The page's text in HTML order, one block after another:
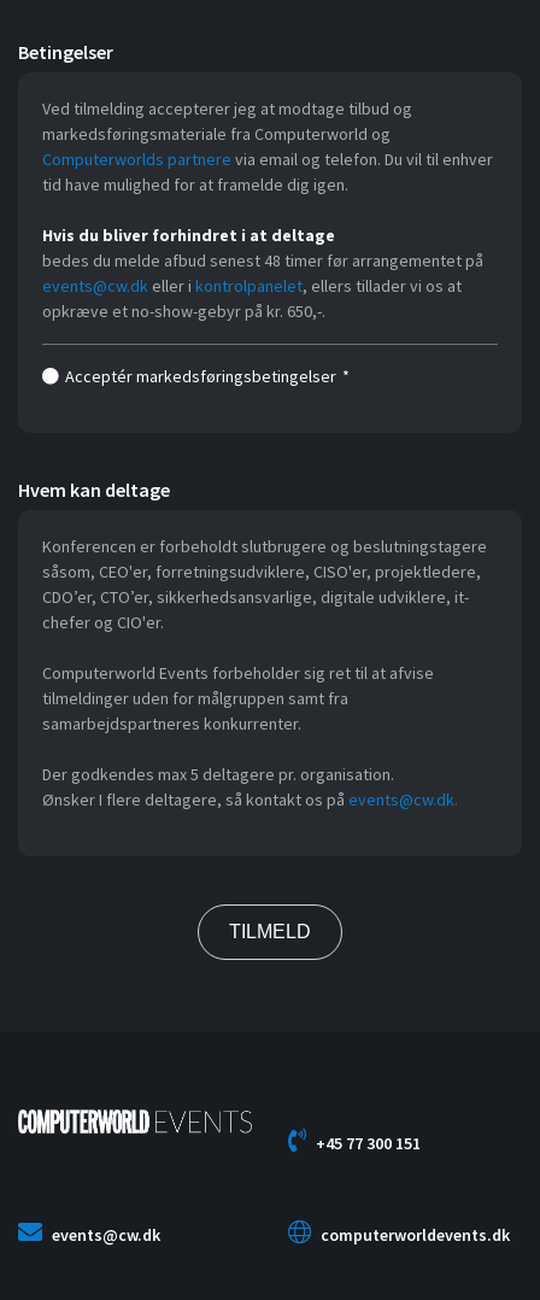
Betingelser
Ved tilmelding accepterer jeg at modtage tilbud og
markedsføringsmateriale fra Computerworld og
Computerworlds partnere via email og telefon. Du vil til enhver
tid have mulighed for at framelde dig igen.
Hvis du bliver forhindret i at deltage
bedes du melde afbud senest 48 timer før arrangementet på
events@cw.dk eller i kontrolpanelet, ellers tillader vi os at
opkræve et no-show-gebyr på kr. 650,-.
Acceptér markedsføringsbetingelser *
Hvem kan deltage
Konferencen er forbeholdt slutbrugere og beslutningstagere
såsom, CEO'er, forretningsudviklere, CISO'er, projektledere,
CDO’er, CTO’er, sikkerhedsansvarlige, digitale udviklere, it-
chefer og CIO'er.
Computerworld Events forbeholder sig ret til at afvise
tilmeldinger uden for målgruppen samt fra
samarbejdspartneres konkurrenter.
Der godkendes max 5 deltagere pr. organisation.
Ønsker I flere deltagere, så kontakt os på events@cw.dk.
+45 77 300 151
events@cw.dk computerworldevents.dk